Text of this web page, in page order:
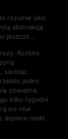
rozumie jako
abstrakcją.
jeszcze…
Rozbita
siedząc
jedno
poważna,
kilku tygodni.
los miał
dopiero miało